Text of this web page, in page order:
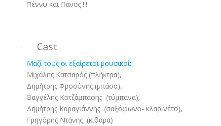
Πέννυ και Πάνος !!!
Cast
Μαζί τους οι εξαίρετοι μουσικοί:
Μιχάλης Κατσαρός (πλήκτρα),
Δημήτρης Φροσύνης (μπάσο),
Βαγγέλης Κοτζάμπασης (τύμπανα),
Δημήτρης Καραγιάννης (σαξόφωνο- κλαρινέτο),
Γρηγόρης Ντάνης (κιθάρα)